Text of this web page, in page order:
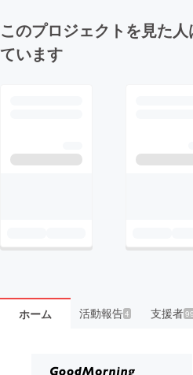
このプロジェクトを見た
ています
ホーム 活動報告4 支援者